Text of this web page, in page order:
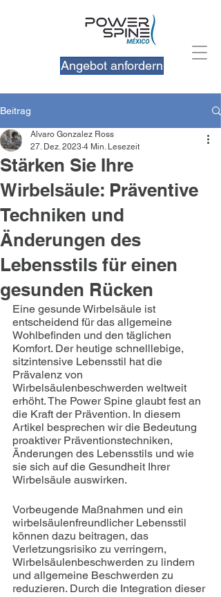
Angebot anfordern
Beitrag
Stärken Sie Ihre
Wirbelsäule: Präventive
Techniken und
Änderungen des
Lebensstils für einen
gesunden Rücken
Alvaro Gonzalez Ross
27. Dez. 2023 4 Min. Lesezeit
Eine gesunde Wirbelsäule ist
entscheidend für das allgemeine
Wohlbefinden und den täglichen
Komfort. Der heutige schnelllebige,
sitzintensive Lebensstil hat die
Prävalenz von
Wirbelsäulenbeschwerden weltweit
erhöht. The Power Spine glaubt fest an
die Kraft der Prävention. In diesem
Artikel besprechen wir die Bedeutung
proaktiver Präventionstechniken,
Änderungen des Lebensstils und wie
sie sich auf die Gesundheit Ihrer
Wirbelsäule auswirken.
Vorbeugende Maßnahmen und ein
wirbelsäulenfreundlicher Lebensstil
können dazu beitragen, das
Verletzungsrisiko zu verringern,
Wirbelsäulenbeschwerden zu lindern
und allgemeine Beschwerden zu
reduzieren. Durch die Integration dieser